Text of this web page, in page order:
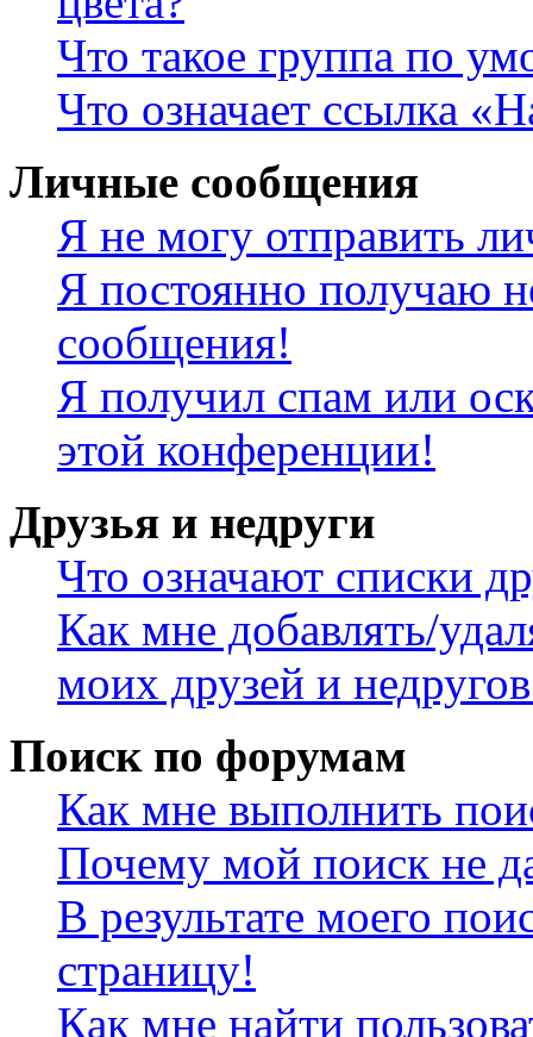
Что такое группа по
Что означает ссылка
Личные сообщения
Я не могу отправить
Я постоянно получаю
сообщения!
Я получил спам или
этой конференции!
Друзья и недруги
Что означают списки
Как мне добавлять/
моих друзей и
Поиск по форумам
Как мне выполнить
Почему мой поиск не
В результате моего
страницу!
Как мне найти